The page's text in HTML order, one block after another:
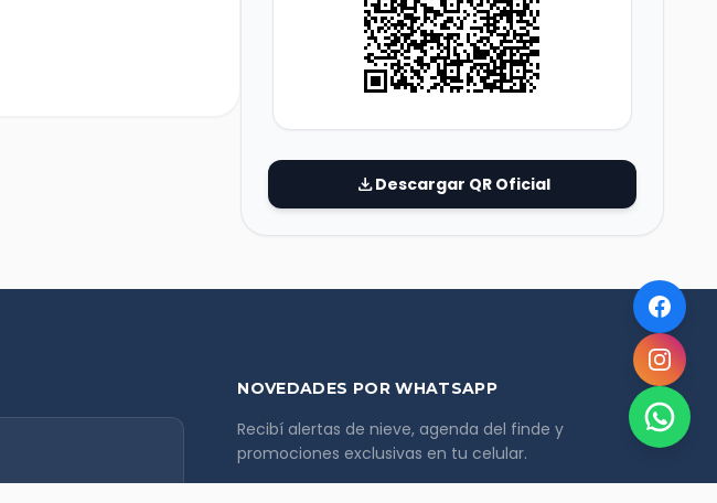
downloadDescargar QR Oficial
NOVEDADES POR WHATSAPP
Recibí alertas de nieve, agenda del finde y
promociones exclusivas en tu celular.